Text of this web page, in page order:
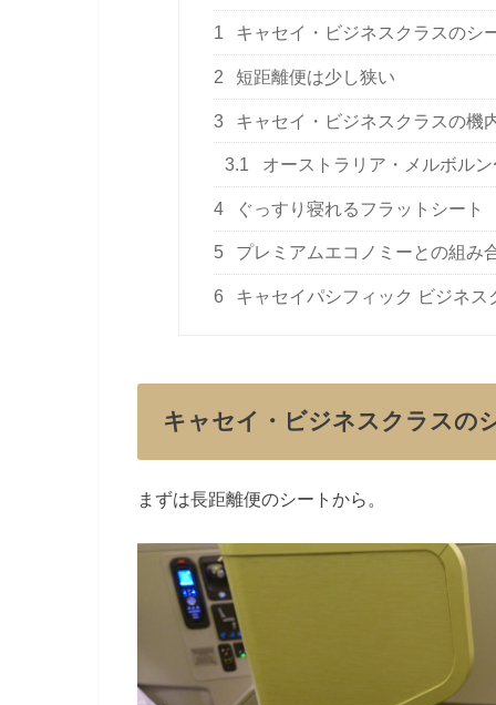
1 キャセイ・ビジネスクラスのシ
2 短距離便は少し狭い
3 キャセイ・ビジネスクラスの機
3.1 オーストラリア・メルボル
4 ぐっすり寝れるフラットシート
5 プレミアムエコノミーとの組み
6 キャセイパシフィック ビジネス
キャセイ・ビジネスクラスの
まずは長距離便のシートから。